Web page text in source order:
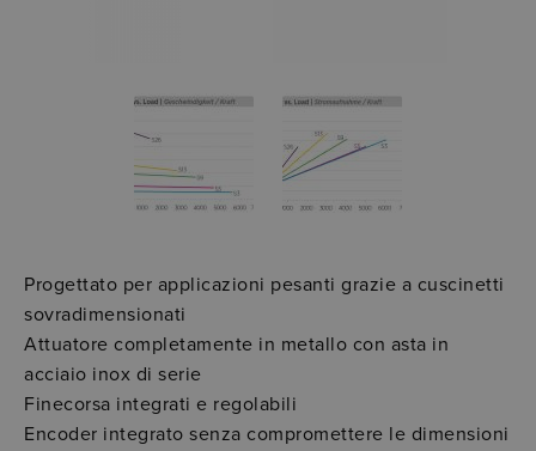
Progettato per applicazioni pesanti grazie a cuscinetti
sovradimensionati
Attuatore completamente in metallo con asta in
acciaio inox di serie
Finecorsa integrati e regolabili
Encoder integrato senza compromettere le dimensioni